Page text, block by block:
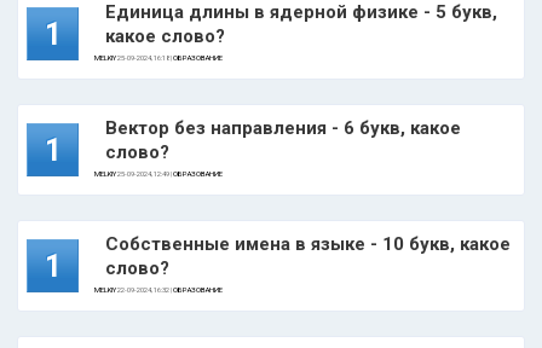
1
Единица длины в ядерной физике - 5 букв,
какое слово?
MELKIY25-09-2024, 16:18 |ОБРАЗОВАНИЕ
1
Вектор без направления - 6 букв, какое
слово?
MELKIY25-09-2024, 12:49 |ОБРАЗОВАНИЕ
1
Собственные имена в языке - 10 букв, какое
слово?
MELKIY22-09-2024, 16:32 |ОБРАЗОВАНИЕ